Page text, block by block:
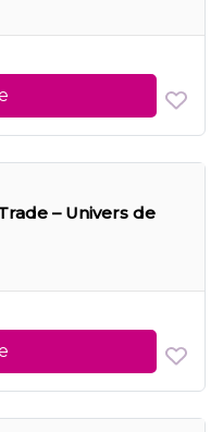
– Univers de